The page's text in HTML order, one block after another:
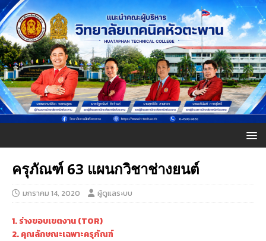
ครุภัณฑ์ 63 แผนกวิชาช่างยนต์
มกราคม 14, 2020 ผู้ดูแลระบบ
1. ร่างขอบเขตงาน (TOR)
2. คุณลักษณะเฉพาะครุภัณฑ์